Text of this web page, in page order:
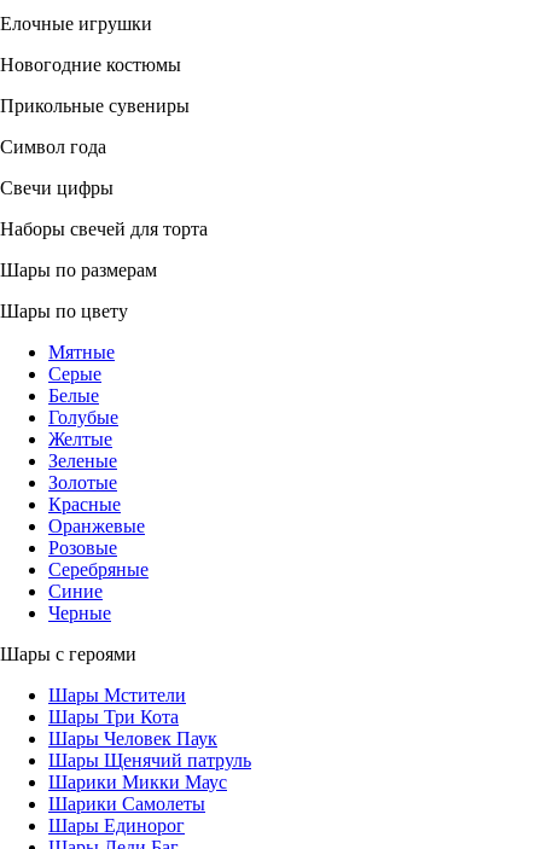
Елочные игрушки
Новогодние костюмы
Прикольные сувениры
Символ года
Свечи цифры
Наборы свечей для торта
Шары по размерам
Шары по цвету
Мятные
Серые
Белые
Голубые
Желтые
Зеленые
Золотые
Красные
Оранжевые
Розовые
Серебряные
Синие
Черные
Шары с героями
Шары Мстители
Шары Три Кота
Шары Человек Паук
Шары Щенячий патруль
Шарики Микки Маус
Шарики Самолеты
Шары Единорог